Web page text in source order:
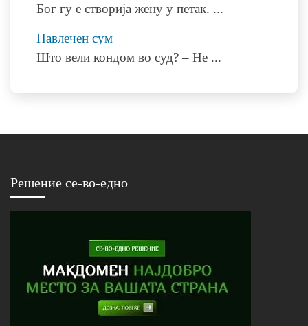
Бог гу е створија жену у петак. ...
Навлечен сум
Што вели кондом во суд? – Не ...
Решение се-во-едно